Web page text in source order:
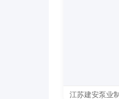
江苏建安泵业